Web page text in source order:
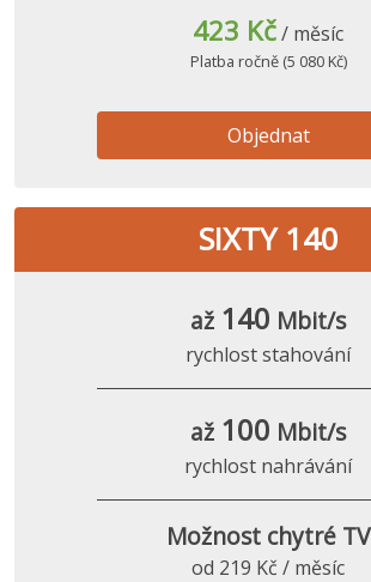
423 Kč/ měsíc
Platba ročně (5 080 Kč)
Objednat
SIXTY 140
až 140 Mbit/s
rychlost stahování
až 100 Mbit/s
rychlost nahrávání
Možnost chytré TV
od 219 Kč / měsíc